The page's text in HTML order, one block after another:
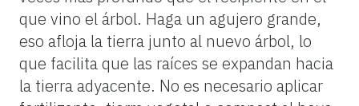
que vino el árbol. Haga un agujero grande,
eso afloja la tierra junto al nuevo árbol, lo
que facilita que las raíces se expandan hacia
la tierra adyacente. No es necesario aplicar